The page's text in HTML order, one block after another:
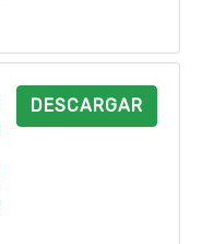
DESCARGAR